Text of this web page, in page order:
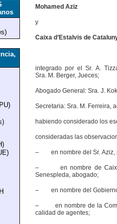
Mohamed Aziz
y
Caixa d’Estalvis de
integrado por el Sr. A.
Sra. M. Berger, Jueces;
Abogado General: Sra. J.
Secretaria: Sra. M. Ferreira,
habiendo considerado los
consideradas las
– en nombre del Sr. Aziz,
– en nombre de Caixa
Senespleda, abogado;
– en nombre del Gobierno
– en nombre de la
calidad de agentes;